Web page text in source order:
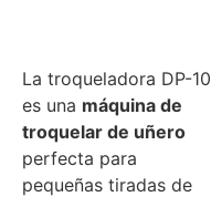
La troqueladora DP-10
es una máquina de
troquelar de uñero
perfecta para
pequeñas tiradas de